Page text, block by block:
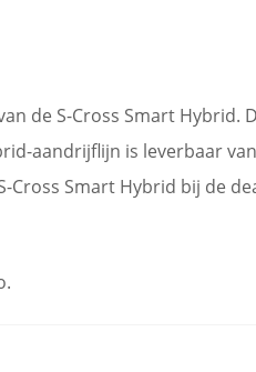
de S-Cross Smart Hybrid.
aandrijflijn is leverbaar
Cross Smart Hybrid bij de